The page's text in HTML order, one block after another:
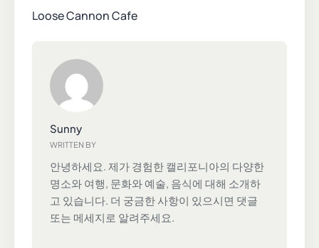
Loose Cannon Cafe
WRITTEN BY
Sunny
안녕하세요. 제가 경험한 캘리포니아의 다양한
명소와 여행, 문화와 예술, 음식에 대해 소개하
고 있습니다. 더 궁금한 사항이 있으시면 댓글
또는 메세지로 알려주세요.